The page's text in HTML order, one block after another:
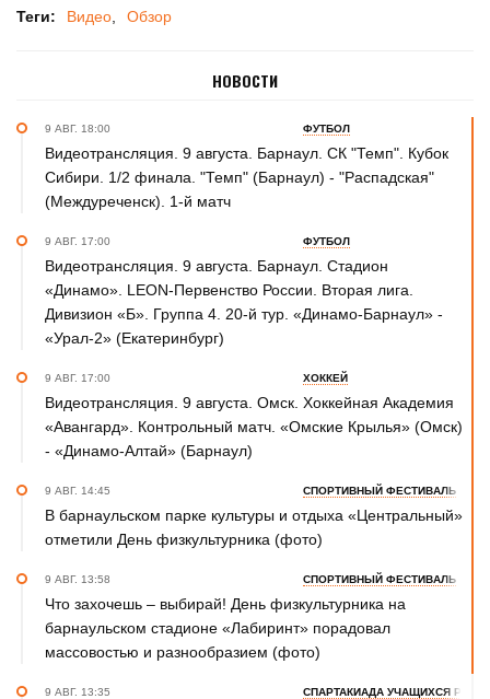
Теги: Видео Обзор
НОВОСТИ
9 АВГ. 18:00 ФУТБОЛ
Видеотрансляция. 9 августа. Барнаул. СК "Темп". Кубок
Сибири. 1/2 финала. "Темп" (Барнаул) - "Распадская"
(Междуреченск). 1-й матч
9 АВГ. 17:00 ФУТБОЛ
Видеотрансляция. 9 августа. Барнаул. Стадион
«Динамо». LEON-Первенство России. Вторая лига.
Дивизион «Б». Группа 4. 20-й тур. «Динамо-Барнаул» -
«Урал-2» (Екатеринбург)
9 АВГ. 17:00 ХОККЕЙ
Видеотрансляция. 9 августа. Омск. Хоккейная Академия
«Авангард». Контрольный матч. «Омские Крылья» (Омск)
- «Динамо-Алтай» (Барнаул)
9 АВГ. 14:45 СПОРТИВНЫЙ ФЕСТИВАЛЬ
В барнаульском парке культуры и отдыха «Центральный»
отметили День физкультурника (фото)
9 АВГ. 13:58 СПОРТИВНЫЙ ФЕСТИВАЛЬ
Что захочешь – выбирай! День физкультурника на
барнаульском стадионе «Лабиринт» порадовал
массовостью и разнообразием (фото)
9 АВГ. 13:35 СПАРТАКИАДА УЧАЩИХСЯ